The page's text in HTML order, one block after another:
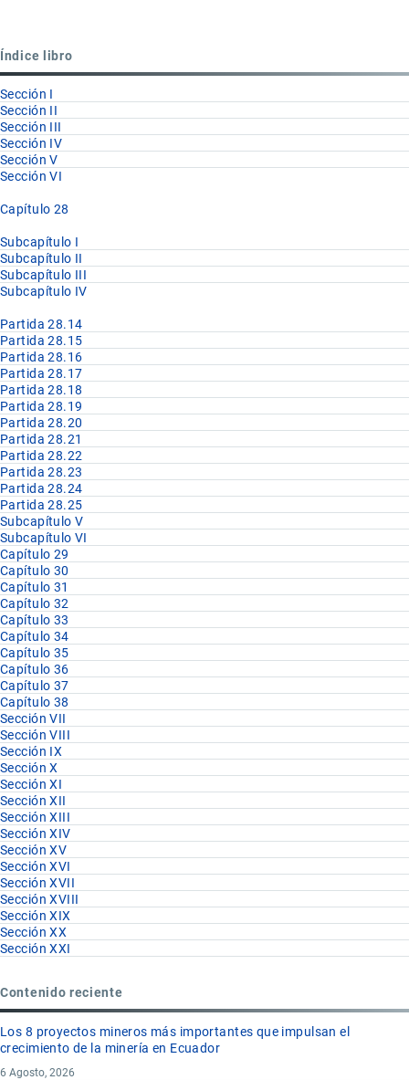
28.17
Índice libro
Sección I
Sección II
Sección III
Sección IV
Sección V
Sección VI
Capítulo 28
Subcapítulo I
Subcapítulo II
Subcapítulo III
Subcapítulo IV
Partida 28.14
Partida 28.15
Partida 28.16
Partida 28.17
Partida 28.18
Partida 28.19
Partida 28.20
Partida 28.21
Partida 28.22
Partida 28.23
Partida 28.24
Partida 28.25
Subcapítulo V
Subcapítulo VI
Capítulo 29
Capítulo 30
Capítulo 31
Capítulo 32
Capítulo 33
Capítulo 34
Capítulo 35
Capítulo 36
Capítulo 37
Capítulo 38
Sección VII
Sección VIII
Sección IX
Sección X
Sección XI
Sección XII
Sección XIII
Sección XIV
Sección XV
Sección XVI
Sección XVII
Sección XVIII
Sección XIX
Sección XX
Sección XXI
Contenido reciente
Los 8 proyectos mineros más importantes que impulsan el
crecimiento de la minería en Ecuador
6 Agosto, 2026